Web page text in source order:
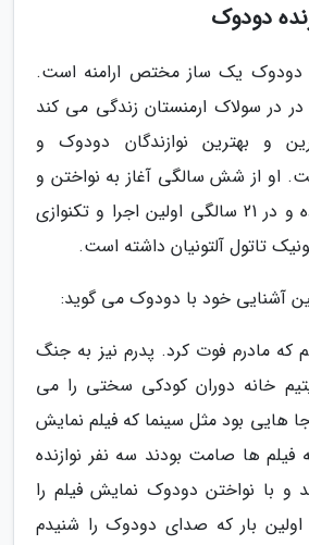
دودوک
دودوک یک ساز مختص ارامنه است.
در در سولاک ارمنستان زندگی می کند
و بهترین نوازندگان دودوک و
او از شش سالگی آغاز به نواختن و
یادگیری دودوک کرده و در 21 سالگی اولین اجرا و تکنوازی
تاتول آلتونیان داشته است.
آشنایی خود با دودوک می گوید:
مادرم فوت کرد. پدرم نیز به جنگ
خانه دوران کودکی سختی را می
هایی بود مثل سینما که فیلم نمایش
فیلم ها صامت بودند سه نفر نوازنده
و با نواختن دودوک نمایش فیلم را
بار که صدای دودوک را شنیدم